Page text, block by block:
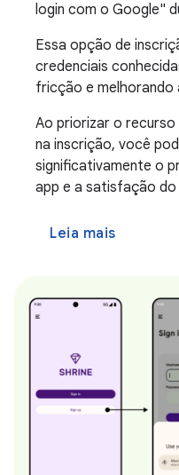
login com o Google"
Essa opção de
credenciais
fricção e melhorando
Ao priorizar o
na inscrição, você
significativamente o
app e a satisfação do
Leia mais